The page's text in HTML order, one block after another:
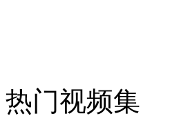
消防员救轻生者
热门视频集